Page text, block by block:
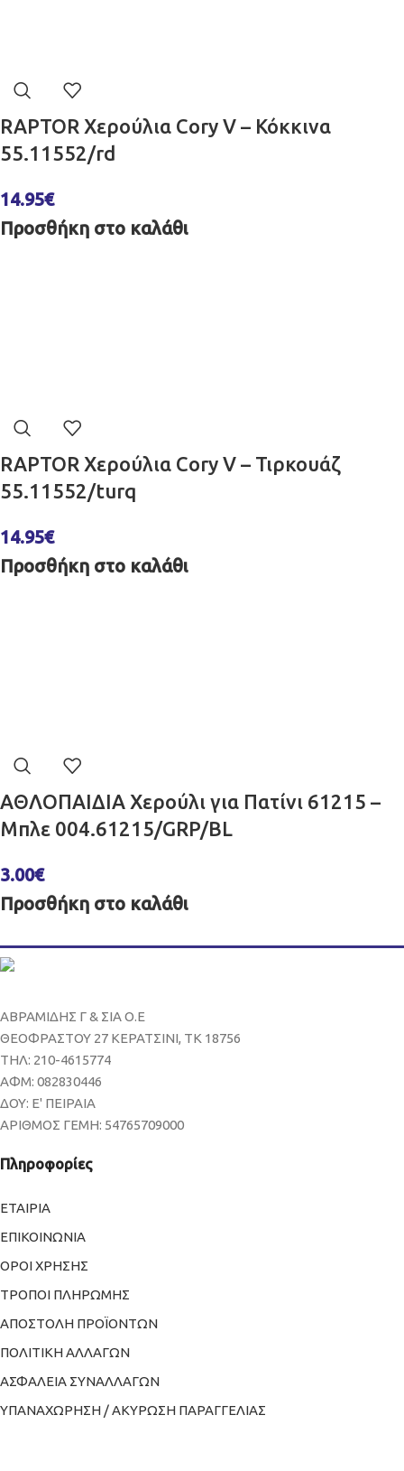
RAPTOR Χερούλια Cory V – Κόκκινα
55.11552/rd
14.95€
Προσθήκη στο καλάθι
RAPTOR Χερούλια Cory V – Τιρκουάζ
55.11552/turq
14.95€
Προσθήκη στο καλάθι
ΑΘΛΟΠΑΙΔΙΑ Χερούλι για Πατίνι 61215 –
Μπλε 004.61215/GRP/BL
3.00€
Προσθήκη στο καλάθι
ΑΒΡΑΜΙΔΗΣ Γ & ΣΙΑ Ο.Ε
ΘΕΟΦΡΑΣΤΟΥ 27 ΚΕΡΑΤΣΙΝΙ, ΤΚ 18756
ΤΗΛ: 210-4615774
ΑΦΜ: 082830446
ΔΟΥ: Ε' ΠΕΙΡΑΙΑ
ΑΡΙΘΜΟΣ ΓΕΜΗ: 54765709000
Πληροφορίες
ΕΤΑΙΡΙΑ
ΕΠΙΚΟΙΝΩΝΙΑ
ΟΡΟΙ ΧΡΗΣΗΣ
ΤΡΟΠΟΙ ΠΛΗΡΩΜΗΣ
ΑΠΟΣΤΟΛΗ ΠΡΟΪΟΝΤΩΝ
ΠΟΛΙΤΙΚΗ ΑΛΛΑΓΩΝ
ΑΣΦΑΛΕΙΑ ΣΥΝΑΛΛΑΓΩΝ
ΥΠΑΝΑΧΩΡΗΣΗ / ΑΚΥΡΩΣΗ ΠΑΡΑΓΓΕΛΙΑΣ